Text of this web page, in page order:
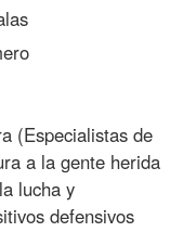
(Especialistas de
a la gente herida
lucha y
defensivos